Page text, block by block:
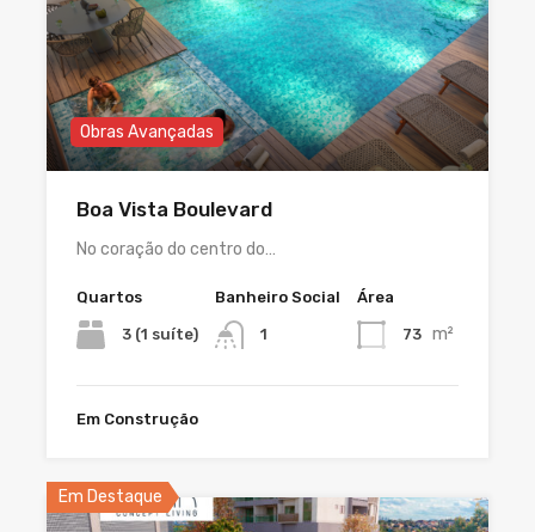
Obras Avançadas
Boa Vista Boulevard
No coração do centro do…
Quartos
3 (1 suíte)
Banheiro Social
1
Área
73 m²
Em Construção
Em Destaque